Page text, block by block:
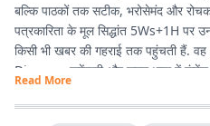
बल्कि पाठकों तक सटीक, भरोसेमंद और रोचक
पत्रकारिता के मूल सिद्धांत 5Ws+1H
किसी भी खबर की गहराई तक पहुंचती हैं.
Discover फ्रेंडली और सरल भाषा में कंटेंट
जानकारी आसानी से मिले और उनका पढ़ने
Read More